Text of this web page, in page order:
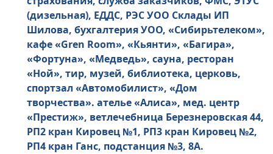
(дизельная), ЕДДС, РЭС УОО Склады ИП
Шилова, бухгалтерия УОО, «Сибирьтелеком»,
кафе «Gren Room», «Кьянти», «Багира»,
«Фортуна», «Медведь», сауна, ресторан
«Ной», тир, музей, библиотека, церковь,
спортзал «Автомобилист», «Дом
творчества». ателье «Алиса», мед. центр
«Престиж», ветлечебница Березнеровская 44,
РП2 кран Кировец №1, РП3 кран Кировец №2,
РП4 кран Ганс, подстанция №3, 8А.